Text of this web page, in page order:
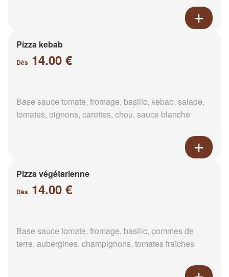
Pizza kebab
Dès 14.00 €
Base sauce tomate, fromage, basilic, kebab, salade,
tomates, oignons, carottes, chou, sauce blanche
Pizza végétarienne
Dès 14.00 €
Base sauce tomate, fromage, basilic, pommes de
terre, aubergines, champignons, tomates fraîches